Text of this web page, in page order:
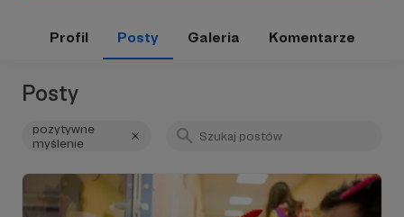
Profil Posty Galeria Komentarze
Posty
pozytywne
myślenie